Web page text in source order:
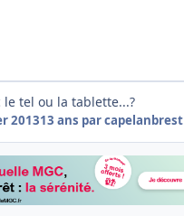
tel ou la tablette...?
201313 ans par capelanbrest